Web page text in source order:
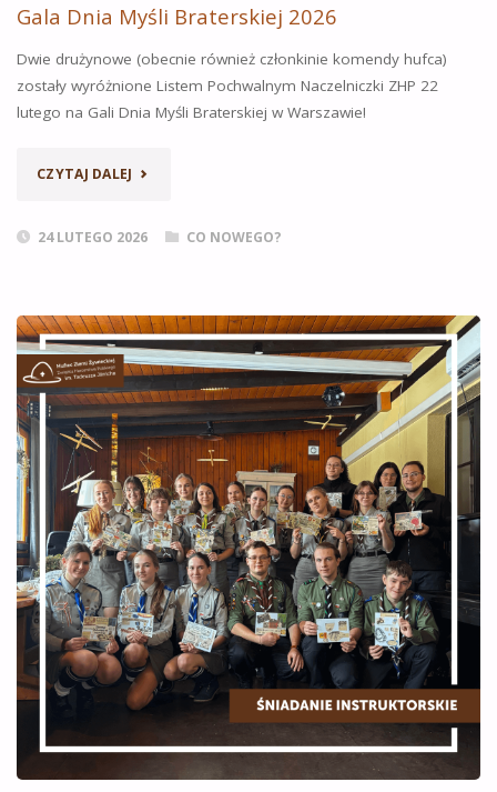
Gala Dnia Myśli Braterskiej 2026
Dwie drużynowe (obecnie również członkinie komendy hufca)
zostały wyróżnione Listem Pochwalnym Naczelniczki ZHP 22
lutego na Gali Dnia Myśli Braterskiej w Warszawie!
CZYTAJ DALEJ „GALA
2026”
24 LUTEGO 2026 CO NOWEGO?